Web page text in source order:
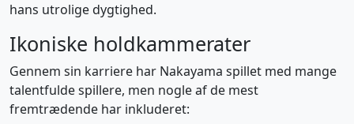
hans utrolige dygtighed.
Ikoniske holdkammerater
Gennem sin karriere har Nakayama spillet med mange
talentfulde spillere, men nogle af de mest
fremtrædende har inkluderet: